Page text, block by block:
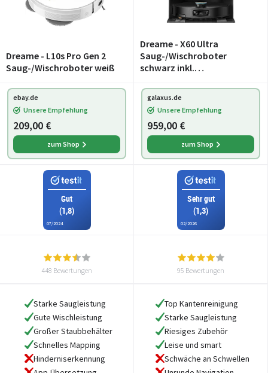
Dreame - L10s Pro Gen 2
Saug-/Wischroboter weiß
Dreame - X60 Ultra
Saug-/Wischroboter
schwarz inkl.
n (RLX86DE-BLACK)
ebay.de
Unsere Empfehlung
209,00 €
zum Shop
galaxus.de
Unsere Empfehlung
959,00 €
zum Shop
Gut
(1,8)
07/2024
Sehr gut
(1,3)
02/2026
448 Bewertungen 95 Bewertungen
Starke Saugleistung
Gute Wischleistung
Großer Staubbehälter
Schnelles Mapping
Hinderniserkennung
Top Kantenreinigung
Starke Saugleistung
Riesiges Zubehör
Leise und smart
Schwäche an Schwellen